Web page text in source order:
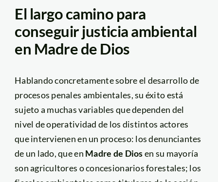
El largo camino para
conseguir justicia ambiental
en Madre de Dios
Hablando concretamente sobre el desarrollo de
procesos penales ambientales, su éxito está
sujeto a muchas variables que dependen del
nivel de operatividad de los distintos actores
que intervienen en un proceso: los denunciantes
de un lado, que en Madre de Diosen su mayoría
son agricultores o concesionarios forestales; los